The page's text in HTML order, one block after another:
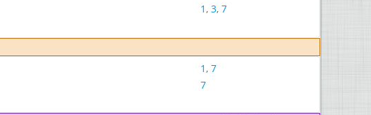
1, 3, 7
1, 7
7